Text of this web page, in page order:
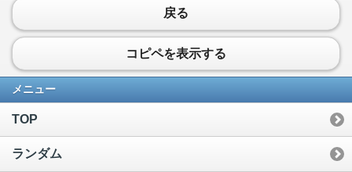
戻る
コピペを表示する
メニュー
TOP
ランダム